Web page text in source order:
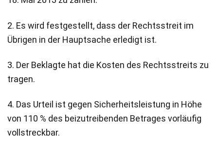
2. Es wird festgestellt, dass der Rechtsstreit im
Übrigen in der Hauptsache erledigt ist.
3. Der Beklagte hat die Kosten des Rechtsstreits zu
tragen.
4. Das Urteil ist gegen Sicherheitsleistung in Höhe
von 110 % des beizutreibenden Betrages vorläufig
vollstreckbar.